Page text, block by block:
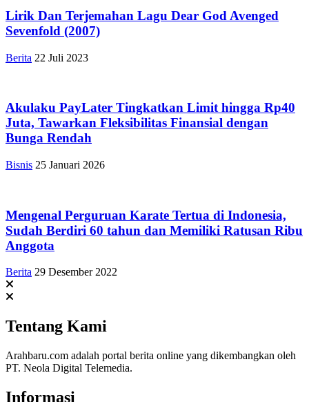
Lirik Dan Terjemahan Lagu Dear God Avenged
Sevenfold (2007)
Berita 22 Juli 2023
Akulaku PayLater Tingkatkan Limit hingga Rp40
Juta, Tawarkan Fleksibilitas Finansial dengan
Bunga Rendah
Bisnis 25 Januari 2026
Mengenal Perguruan Karate Tertua di Indonesia,
Sudah Berdiri 60 tahun dan Memiliki Ratusan Ribu
Anggota
Berita 29 Desember 2022
Tentang Kami
Arahbaru.com adalah portal berita online yang dikembangkan oleh
PT. Neola Digital Telemedia.
Informasi